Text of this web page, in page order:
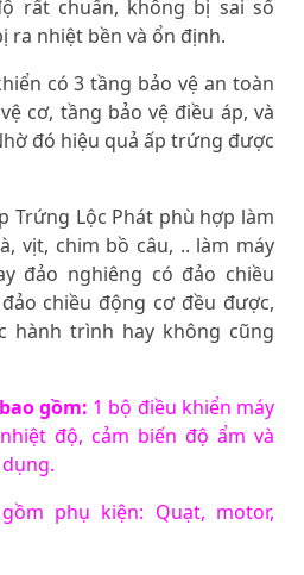
rất chuẩn, không bị sai số
ra nhiệt bền và ổn định.
có 3 tầng bảo vệ an toàn
cơ, tầng bảo vệ điều áp, và
đó hiệu quả ấp trứng được
Trứng Lộc Phát phù hợp làm
vịt, chim bồ câu, .. làm máy
đảo nghiêng có đảo chiều
chiều động cơ đều được,
hành trình hay không cũng
gồm: 1 bộ điều khiển máy
độ, cảm biến độ ẩm và
phụ kiện: Quạt, motor,